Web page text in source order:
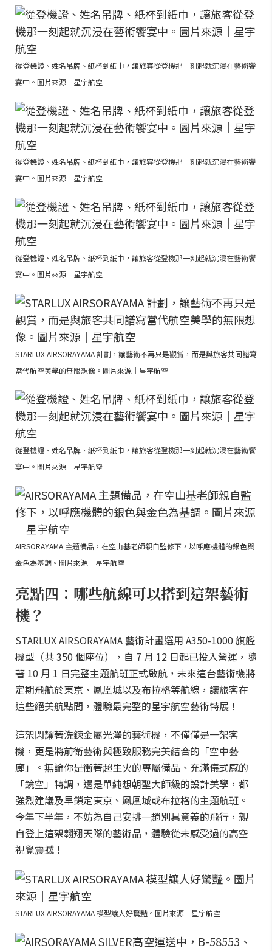
從登機證、姓名吊牌、紙杯到紙巾，讓旅客從登機那一刻起就沉浸在藝術饗
宴中。圖片來源｜星宇航空
從登機證、姓名吊牌、紙杯到紙巾，讓旅客從登機那一刻起就沉浸在藝術饗
宴中。圖片來源｜星宇航空
從登機證、姓名吊牌、紙杯到紙巾，讓旅客從登機那一刻起就沉浸在藝術饗
宴中。圖片來源｜星宇航空
STARLUX AIRSORAYAMA 計劃，讓藝術不再只是觀賞，而是與旅客共同譜寫
當代航空美學的無限想像。圖片來源｜星宇航空
從登機證、姓名吊牌、紙杯到紙巾，讓旅客從登機那一刻起就沉浸在藝術饗
宴中。圖片來源｜星宇航空
AIRSORAYAMA 主題備品，在空山基老師親自監修下，以呼應機體的銀色與
金色為基調。圖片來源｜星宇航空
亮點四：哪些航線可以搭到這架藝術
機？
STARLUX AIRSORAYAMA 藝術計畫選用 A350-1000 旗艦
機型（共 350 個座位），自 7 月 12 日起已投入營運，隨
著 10 月 1 日完整主題航班正式啟航，未來這台藝術機將
定期飛航於東京、鳳凰城以及布拉格等航線，讓旅客在
這些絕美航點間，體驗最完整的星宇航空藝術特展！
這架閃耀著洗鍊金屬光澤的藝術機，不僅僅是一架客
機，更是將前衛藝術與極致服務完美結合的「空中藝
廊」。無論你是衝著超生火的專屬備品、充滿儀式感的
「鏡空」特調，還是單純想朝聖大師級的設計美學，都
強烈建議及早鎖定東京、鳳凰城或布拉格的主題航班。
今年下半年，不妨為自己安排一趟別具意義的飛行，親
自登上這架翱翔天際的藝術品，體驗從未感受過的高空
視覺震撼！
STARLUX AIRSORAYAMA 模型讓人好驚豔。圖片來源｜星宇航空